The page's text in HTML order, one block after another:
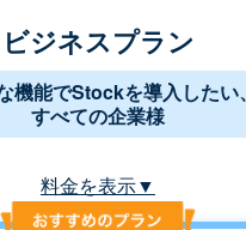
ビジネスプラン
機能でStockを導入したい、
すべての企業様
料金を表示▼